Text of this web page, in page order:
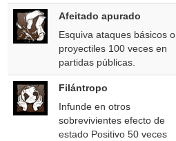
Afeitado apurado
Esquiva ataques básicos o
proyectiles 100 veces en
partidas públicas.
Filántropo
Infunde en otros
sobrevivientes efecto de
estado Positivo 50 veces